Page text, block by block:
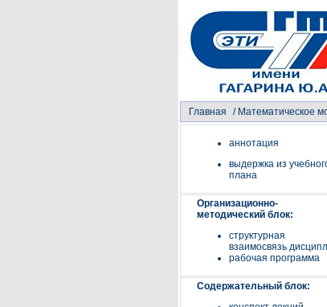
Главная / Математическое
аннотация
выдержка из
плана
Организационно-
методический блок:
структурная
взаимосвязь
рабочая программа
Содержательный блок: